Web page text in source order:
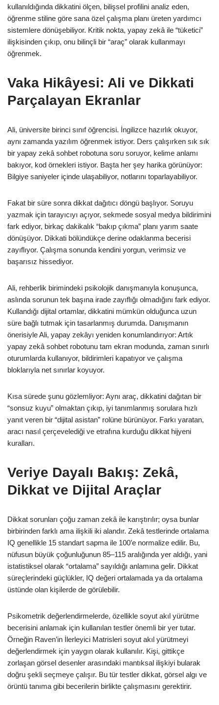
kullanıldığında dikkatini ölçen, bilişsel profilini analiz eden,
öğrenme stiline göre sana özel çalışma planı üreten yardımcı
sistemlere dönüşebiliyor. Kritik nokta, yapay zekâ ile “tüketici”
ilişkisinden çıkıp, onu bilinçli bir “araç” olarak kullanmayı
öğrenmek.
Vaka Hikâyesi: Ali ve Dikkati
Parçalayan Ekranlar
Ali, üniversite birinci sınıf öğrencisi. İngilizce hazırlık okuyor,
aynı zamanda yazılım öğrenmek istiyor. Ders çalışırken sık sık
bir yapay zekâ sohbet robotuna soru soruyor, kelime anlamı
bakıyor, kod örnekleri istiyor. Başta her şey harika görünüyor:
Bilgiye saniyeler içinde ulaşabiliyor, notlarını toparlayabiliyor.
Fakat bir süre sonra dikkat dağıtıcı döngü başlıyor. Soruyu
yazmak için tarayıcıyı açıyor, sekmede sosyal medya bildirimini
fark ediyor, birkaç dakikalık “bakıp çıkma” planı yarım saate
dönüşüyor. Dikkati bölündükçe derine odaklanma becerisi
zayıflıyor. Çalışma sonunda kendini yorgun, verimsiz ve
başarısız hissediyor.
Ali, rehberlik birimindeki psikolojik danışmanıyla konuşunca,
aslında sorunun tek başına irade zayıflığı olmadığını fark ediyor.
Kullandığı dijital ortamlar, dikkatini mümkün olduğunca uzun
süre bağlı tutmak için tasarlanmış durumda. Danışmanın
önerisiyle Ali, yapay zekâyı yeniden konumlandırıyor: Artık
yapay zekâ sohbet robotunu tam ekran modunda, zaman sınırlı
oturumlarda kullanıyor, bildirimleri kapatıyor ve çalışma
bloklarıyla net sınırlar koyuyor.
Kısa sürede şunu gözlemliyor: Aynı araç, dikkatini dağıtan bir
“sonsuz kuyu” olmaktan çıkıp, iyi tanımlanmış sorulara hızlı
yanıt veren bir “dijital asistan” rolüne bürünüyor. Farkı yaratan,
aracı nasıl çerçevelediği ve etrafına kurduğu dikkat hijyeni
kuralları.
Veriye Dayalı Bakış: Zekâ,
Dikkat ve Dijital Araçlar
Dikkat sorunları çoğu zaman zekâ ile karıştırılır; oysa bunlar
birbirinden farklı ama ilişkili iki alandır. Zekâ testlerinde ortalama
IQ genellikle 15 standart sapma ile 100’e normalize edilir. Bu,
nüfusun büyük çoğunluğunun 85–115 aralığında yer aldığı, yani
istatistiksel olarak “ortalama” sayıldığı anlamına gelir. Dikkat
süreçlerindeki güçlükler, IQ değeri ortalamada ya da ortalama
üstünde olan kişilerde de görülebilir.
Psikometrik değerlendirmelerde, özellikle soyut akıl yürütme
becerisini anlamak için kullanılan testler önemli bir yer tutar.
Örneğin Raven’in İlerleyici Matrisleri soyut akıl yürütmeyi
değerlendirmek için yaygın olarak kullanılır. Kişi, gittikçe
zorlaşan görsel desenler arasındaki mantıksal ilişkiyi bularak
doğru şekli seçmeye çalışır. Bu tür testler dikkat, görsel algı ve
örüntü tanıma gibi becerilerin birlikte çalışmasını gerektirir.